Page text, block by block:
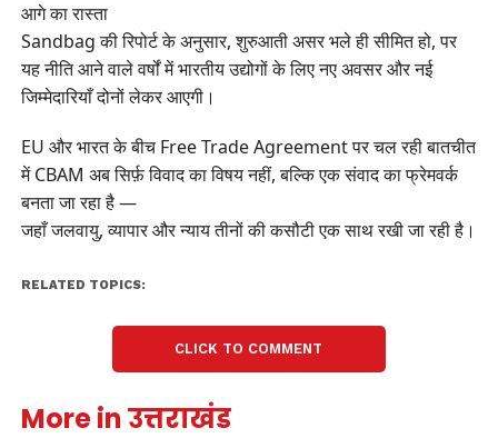
आगे का रास्ता
Sandbag की रिपोर्ट के अनुसार, शुरुआती असर भले ही सीमित हो, पर
यह नीति आने वाले वर्षों में भारतीय उद्योगों के लिए नए अवसर और नई
जिम्मेदारियाँ दोनों लेकर आएगी।
EU और भारत के बीच Free Trade Agreement पर चल रही बातचीत
में CBAM अब सिर्फ़ विवाद का विषय नहीं, बल्कि एक संवाद का फ्रेमवर्क
बनता जा रहा है —
जहाँ जलवायु, व्यापार और न्याय तीनों की कसौटी एक साथ रखी जा रही है।
RELATED TOPICS:
CLICK TO COMMENT
More in उत्तराखंड